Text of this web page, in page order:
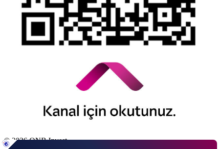
© 2026 QNB Invest,